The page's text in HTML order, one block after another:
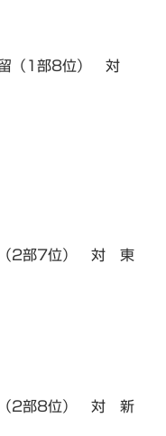
（1部8位） 対
2部7位） 対 東
2部8位） 対 新